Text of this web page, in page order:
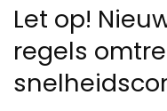
Let op!
regels